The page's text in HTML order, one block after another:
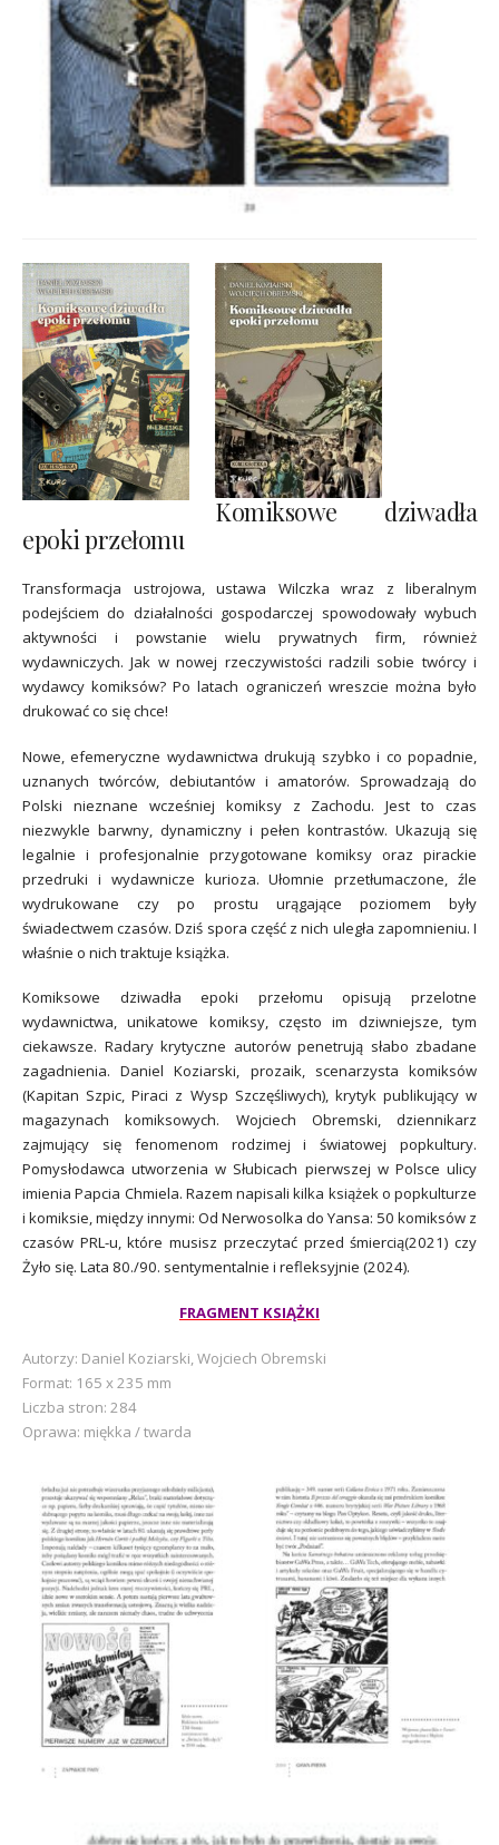
Komiksowe dziwadła
epoki przełomu
Transformacja ustrojowa, ustawa Wilczka wraz z liberalnym
podejściem do działalności gospodarczej spowodowały wybuch
aktywności i powstanie wielu prywatnych firm, również
wydawniczych. Jak w nowej rzeczywistości radzili sobie twórcy i
wydawcy komiksów? Po latach ograniczeń wreszcie można było
drukować co się chce!
Nowe, efemeryczne wydawnictwa drukują szybko i co popadnie,
uznanych twórców, debiutantów i amatorów. Sprowadzają do
Polski nieznane wcześniej komiksy z Zachodu. Jest to czas
niezwykle barwny, dynamiczny i pełen kontrastów. Ukazują się
legalnie i profesjonalnie przygotowane komiksy oraz pirackie
przedruki i wydawnicze kurioza. Ułomnie przetłumaczone, źle
wydrukowane czy po prostu urągające poziomem były
świadectwem czasów. Dziś spora część z nich uległa zapomnieniu. I
właśnie o nich traktuje książka.
Komiksowe dziwadła epoki przełomu opisują przelotne
wydawnictwa, unikatowe komiksy, często im dziwniejsze, tym
ciekawsze. Radary krytyczne autorów penetrują słabo zbadane
zagadnienia. Daniel Koziarski, prozaik, scenarzysta komiksów
(Kapitan Szpic, Piraci z Wysp Szczęśliwych), krytyk publikujący w
magazynach komiksowych. Wojciech Obremski, dziennikarz
zajmujący się fenomenom rodzimej i światowej popkultury.
Pomysłodawca utworzenia w Słubicach pierwszej w Polsce ulicy
imienia Papcia Chmiela. Razem napisali kilka książek o popkulturze
i komiksie, między innymi: Od Nerwosolka do Yansa: 50 komiksów z
czasów PRL-u, które musisz przeczytać przed śmiercią(2021) czy
Żyło się. Lata 80./90. sentymentalnie i refleksyjnie (2024).
FRAGMENT KSIĄŻKI
Autorzy: Daniel Koziarski, Wojciech Obremski
Format: 165 x 235 mm
Liczba stron: 284
Oprawa: miękka / twarda